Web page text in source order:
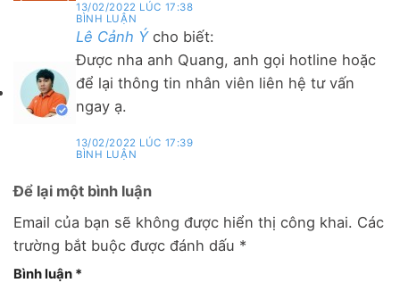
13/02/2022 LÚC 17:38
BÌNH LUẬN
Lê Cảnh Ý cho biết:
Được nha anh Quang, anh gọi hotline hoặc
để lại thông tin nhân viên liên hệ tư vấn
ngay ạ.
13/02/2022 LÚC 17:39
BÌNH LUẬN
Để lại một bình luận
Email của bạn sẽ không được hiển thị công khai. Các
trường bắt buộc được đánh dấu *
Bình luận *